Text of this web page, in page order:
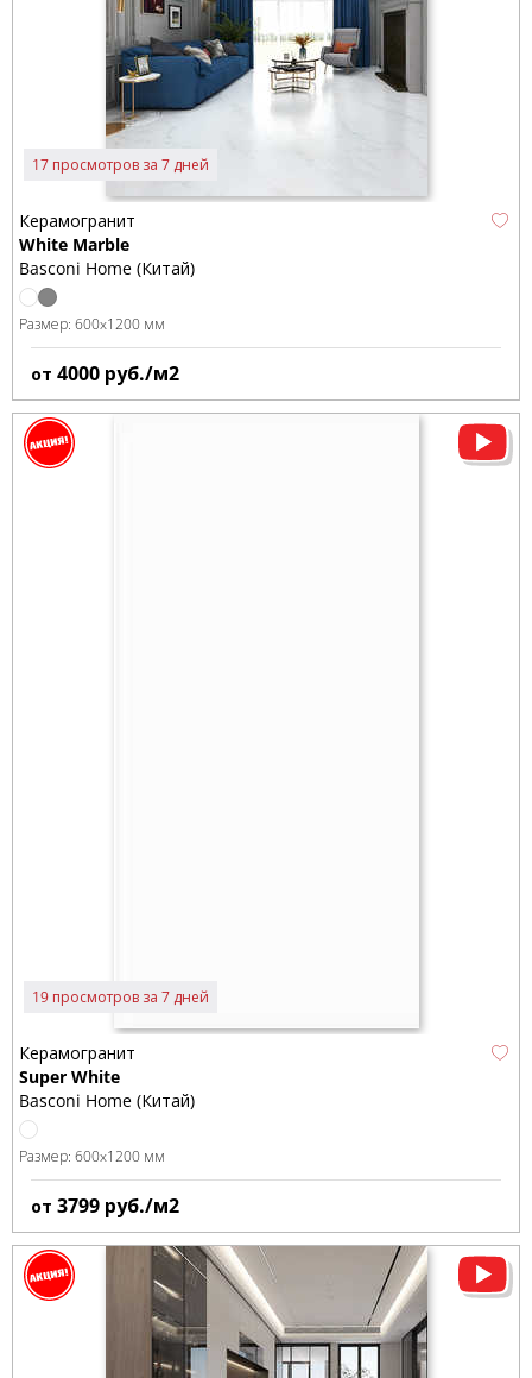
17 просмотров за 7 дней
Керамогранит
White Marble
Basconi Home (Китай)
Размер: 600x1200 мм
от 4000 руб./м2
19 просмотров за 7 дней
Керамогранит
Super White
Basconi Home (Китай)
Размер: 600x1200 мм
от 3799 руб./м2